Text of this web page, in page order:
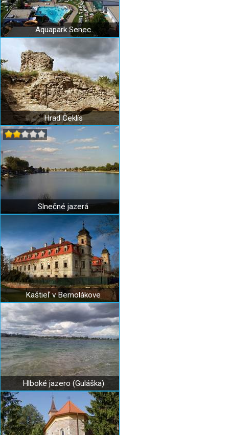
Aquapark Senec
Hrad Čeklís
Slnečné jazerá
Kaštieľ v Bernolákove
Hlboké jazero (Guláška)